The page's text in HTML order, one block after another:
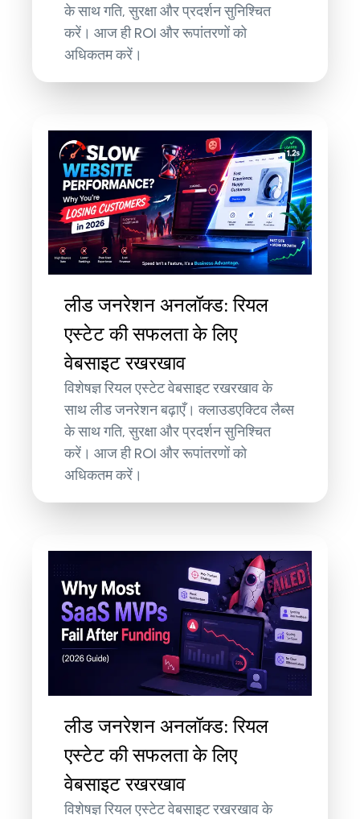
के साथ गति, सुरक्षा और प्रदर्शन सुनिश्चित
करें। आज ही ROI और रूपांतरणों को
अधिकतम करें।
लीड जनरेशन अनलॉक्ड: रियल
एस्टेट की सफलता के लिए
वेबसाइट रखरखाव
विशेषज्ञ रियल एस्टेट वेबसाइट रखरखाव के
साथ लीड जनरेशन बढ़ाएँ। क्लाउडएक्टिव लैब्स
के साथ गति, सुरक्षा और प्रदर्शन सुनिश्चित
करें। आज ही ROI और रूपांतरणों को
अधिकतम करें।
लीड जनरेशन अनलॉक्ड: रियल
एस्टेट की सफलता के लिए
वेबसाइट रखरखाव
विशेषज्ञ रियल एस्टेट वेबसाइट रखरखाव के